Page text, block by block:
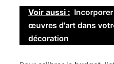
Voir aussi :
œuvres d'art dans
décoration